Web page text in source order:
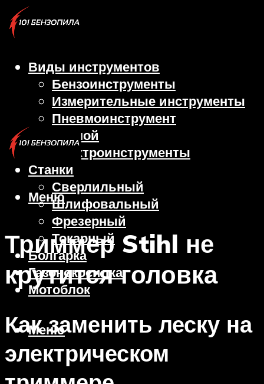
Виды инструментов
Бензоинструменты
Измерительные инструменты
Пневмоинструмент
Ручной
Электроинструменты
Станки
Сверлильный
Шлифовальный
Фрезерный
Токарный
Болгарка
Газонокосилка
Мотоблок
Меню
Меню
Триммер Stihl не
крутится головка
Как заменить леску на
электрическом